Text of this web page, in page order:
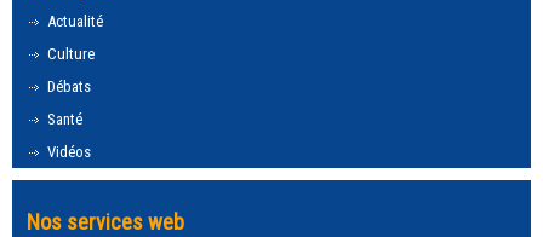
Actualité
Culture
Débats
Santé
Vidéos
Nos services web